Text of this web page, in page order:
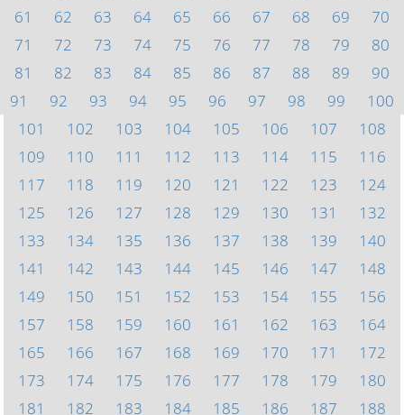
61
62 63 64 65 66 67 68 69
70
71
72 73 74 75 76 77 78 79
80
81
82 83 84 85 86 87 88 89
90
91
92 93 94 95 96 97 98 99
100
101
102 103 104 105 106 107
108
109
110 111 112 113 114 115
116
117
118 119 120 121 122 123
124
125
126 127 128 129 130 131
132
133
134 135 136 137 138 139
140
141
142 143 144 145 146 147
148
149
150 151 152 153 154 155
156
157
158 159 160 161 162 163
164
165
166 167 168 169 170 171
172
173
174 175 176 177 178 179
180
181
182 183 184 185 186 187
188